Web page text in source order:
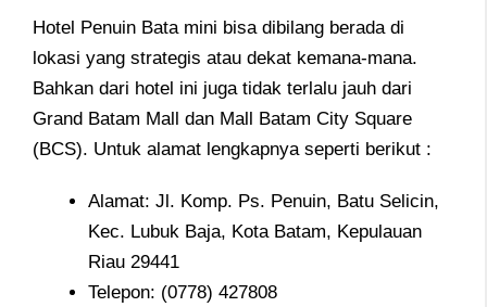
Hotel Penuin Bata mini bisa dibilang berada di
lokasi yang strategis atau dekat kemana-mana.
Bahkan dari hotel ini juga tidak terlalu jauh dari
Grand Batam Mall dan Mall Batam City Square
(BCS). Untuk alamat lengkapnya seperti berikut :
Alamat: Jl. Komp. Ps. Penuin, Batu Selicin,
Kec. Lubuk Baja, Kota Batam, Kepulauan
Riau 29441
Telepon: (0778) 427808